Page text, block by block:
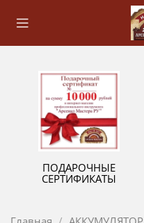
ПОДАРОЧНЫЕ
СЕРТИФИКАТЫ